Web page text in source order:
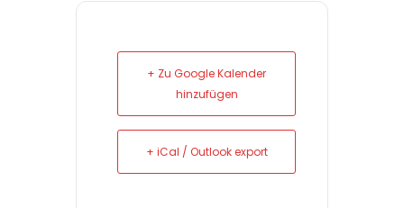
+ Zu Google Kalender
hinzufügen
+ iCal / Outlook export